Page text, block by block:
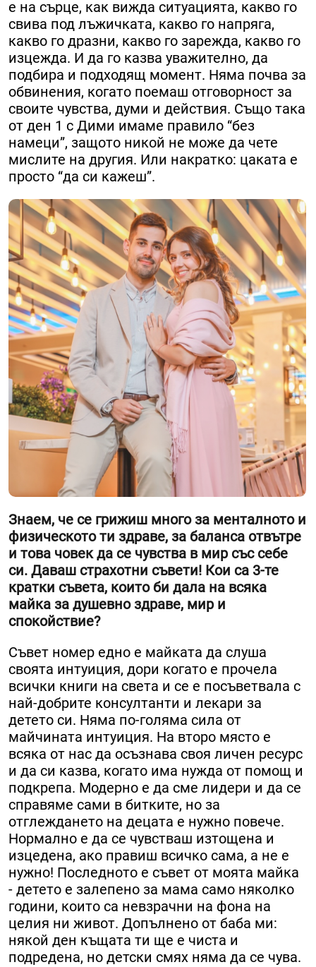
е на сърце, как вижда ситуацията, какво го
свива под лъжичката, какво го напряга,
какво го дразни, какво го зарежда, какво го
изцежда. И да го казва уважително, да
подбира и подходящ момент. Няма почва за
обвинения, когато поемаш отговорност за
своите чувства, думи и действия. Също така
от ден 1 с Дими имаме правило “без
намеци”, защото никой не може да чете
мислите на другия. Или накратко: цаката е
просто “да си кажеш”.
Знаем, че се грижиш много за менталното и
физическото ти здраве, за баланса отвътре
и това човек да се чувства в мир със себе
си. Даваш страхотни съвети! Кои са 3-те
кратки съвета, които би дала на всяка
майка за душевно здраве, мир и
спокойствие?
Съвет номер едно е майката да слуша
своята интуиция, дори когато е прочела
всички книги на света и се е посъветвала с
най-добрите консултанти и лекари за
детето си. Няма по-голяма сила от
майчината интуиция. На второ място е
всяка от нас да осъзнава своя личен ресурс
и да си казва, когато има нужда от помощ и
подкрепа. Модерно е да сме лидери и да се
справяме сами в битките, но за
отглеждането на децата е нужно повече.
Нормално е да се чувстваш изтощена и
изцедена, ако правиш всичко сама, а не е
нужно! Последното е съвет от моята майка
- детето е залепено за мама само няколко
години, които са невзрачни на фона на
целия ни живот. Допълнено от баба ми:
някой ден къщата ти ще е чиста и
подредена, но детски смях няма да се чува.